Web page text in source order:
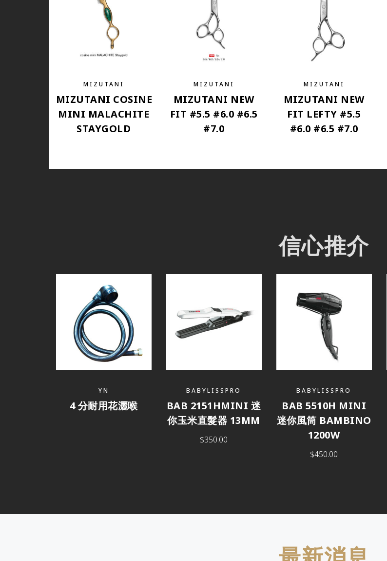
MIZUTANI
MIZUTANI COSINE
MINI MALACHITE
STAYGOLD
MIZUTANI
MIZUTANI NEW
FIT #5.5 #6.0 #6.5
#7.0
MIZUTANI
MIZUTANI NEW
FIT LEFTY #5.5
#6.0 #6.5 #7.0
信心推介
YN
4 分耐用花灑喉
BABYLISSPRO
BAB 2151HMINI 迷
你玉米直髮器 13MM
$350.00
BABYLISSPRO
BAB 5510H MINI
迷你風筒 BAMBINO
1200W
$450.00